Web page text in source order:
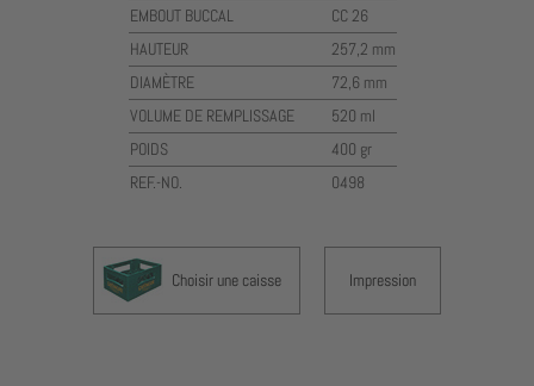
EMBOUT BUCCAL
CC 26
HAUTEUR
257,2 mm
DIAMÈTRE
72,6 mm
VOLUME DE REMPLISSAGE
520 ml
POIDS
400 gr
REF.-NO.
0498
Choisir une caisse Impression